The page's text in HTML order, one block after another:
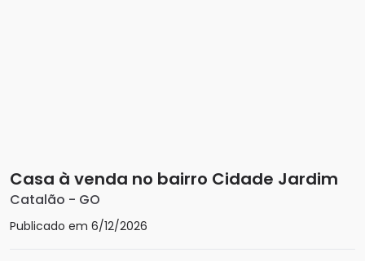
Casa à venda no bairro Cidade Jardim
Catalão - GO
Publicado em 6/12/2026